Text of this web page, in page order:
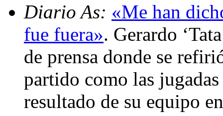
Diario As: «Me han
fue fuera». Gerardo
de prensa donde se
partido como las
resultado de su equipo